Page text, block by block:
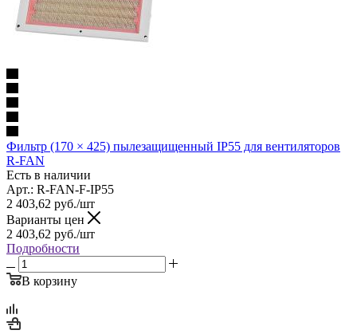
Фильтр (170 × 425) пылезащищенный IP55 для вентиляторов
R-FAN
Есть в наличии
Арт.: R-FAN-F-IP55
2 403,62 руб./шт
Варианты цен
2 403,62 руб./шт
Подробности
В корзину